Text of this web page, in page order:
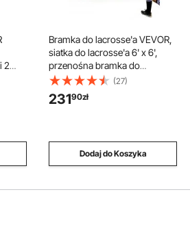
2
Bramka do lacrosse'a VEVOR,
siatka do lacrosse'a 6' x 6',
przenośna bramka do
lacrosse'a z torbą
transportową, słupek z włókna
szklanego, sprzęt do treningu
akademicka, idealna do
treningu
(27)
23190zł
Dodaj do Koszyka